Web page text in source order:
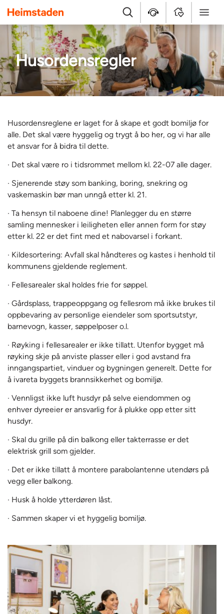
Heimstaden
Søk HjelpesenterMyHomeMeny
Husordensregler
Husordensreglene er laget for å skape et godt bomiljø for
alle. Det skal være hyggelig og trygt å bo her, og vi har alle
et ansvar for å bidra til dette.
· Det skal være ro i tidsrommet mellom kl. 22-07 alle dager.
· Sjenerende støy som banking, boring, snekring og
vaskemaskin bør man unngå etter kl. 21.
· Ta hensyn til naboene dine! Planlegger du en større
samling mennesker i leiligheten eller annen form for støy
etter kl. 22 er det fint med et nabovarsel i forkant.
· Kildesortering: Avfall skal håndteres og kastes i henhold til
kommunens gjeldende reglement.
· Fellesarealer skal holdes frie for søppel.
· Gårdsplass, trappeoppgang og fellesrom må ikke brukes til
oppbevaring av personlige eiendeler som sportsutstyr,
barnevogn, kasser, søppelposer o.l.
· Røyking i fellesarealer er ikke tillatt. Utenfor bygget må
røyking skje på anviste plasser eller i god avstand fra
inngangspartiet, vinduer og bygningen generelt. Dette for
å ivareta byggets brannsikkerhet og bomiljø.
· Vennligst ikke luft husdyr på selve eiendommen og
enhver dyreeier er ansvarlig for å plukke opp etter sitt
husdyr.
· Skal du grille på din balkong eller takterrasse er det
elektrisk grill som gjelder.
· Det er ikke tillatt å montere parabolantenne utendørs på
vegg eller balkong.
· Husk å holde ytterdøren låst.
· Sammen skaper vi et hyggelig bomiljø.